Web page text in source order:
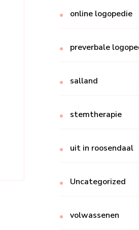
online logopedie
preverbale
salland
stemtherapie
uit in roosendaal
Uncategorized
volwassenen